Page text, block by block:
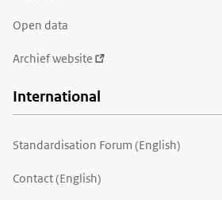
Open data
Archief website
International
Standardisation Forum (English)
Contact (English)